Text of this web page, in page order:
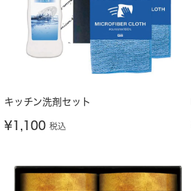
キッチン洗剤セット
¥1,100 税込